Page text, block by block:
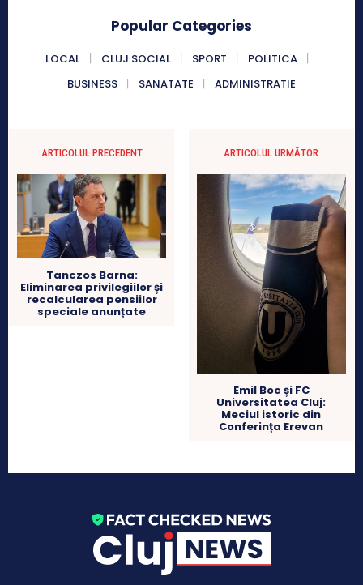
Popular Categories
LOCAL CLUJ SOCIAL SPORT
POLITICA
BUSINESS
SANATATE ADMINISTRATIE
ARTICOLUL PRECEDENT
Tanczos Barna:
Eliminarea privilegiilor și
recalcularea pensiilor
speciale anunțate
ARTICOLUL URMĂTOR
Emil Boc și FC
Universitatea Cluj:
Meciul istoric din
Conferința Erevan